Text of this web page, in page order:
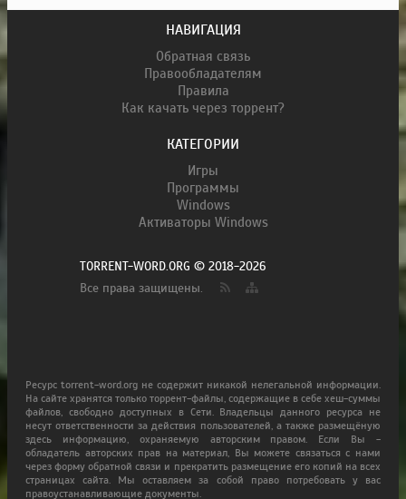
НАВИГАЦИЯ
Обратная связь
Правообладателям
Правила
Как качать через торрент?
КАТЕГОРИИ
Игры
Программы
Windows
Активаторы Windows
TORRENT-WORD.ORG © 2018-2026
Все права защищены.
Ресурс torrent-word.org не содержит никакой нелегальной информации.
На сайте хранятся только торрент-файлы, содержащие в себе хеш-суммы
файлов, свободно доступных в Сети. Владельцы данного ресурса не
несут ответственности за действия пользователей, а также размещёную
здесь информацию, охраняемую авторским правом. Если Вы -
обладатель авторских прав на материал, Вы можете связаться с нами
через форму обратной связи и прекратить размещение его копий на всех
страницах сайта. Мы оставляем за собой право потребовать у вас
правоустанавливающие документы.